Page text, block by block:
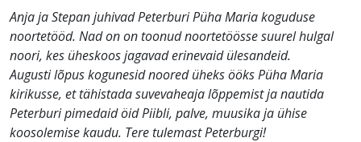
Anja ja Stepan juhivad Peterburi Püha Maria koguduse
noortetööd. Nad on on toonud noortetöösse suurel hulgal
noori, kes üheskoos jagavad erinevaid ülesandeid.
Augusti lõpus kogunesid noored üheks ööks Püha Maria
kirikusse, et tähistada suvevaheaja lõppemist ja nautida
Peterburi pimedaid öid Piibli, palve, muusika ja ühise
koosolemise kaudu. Tere tulemast Peterburgi!